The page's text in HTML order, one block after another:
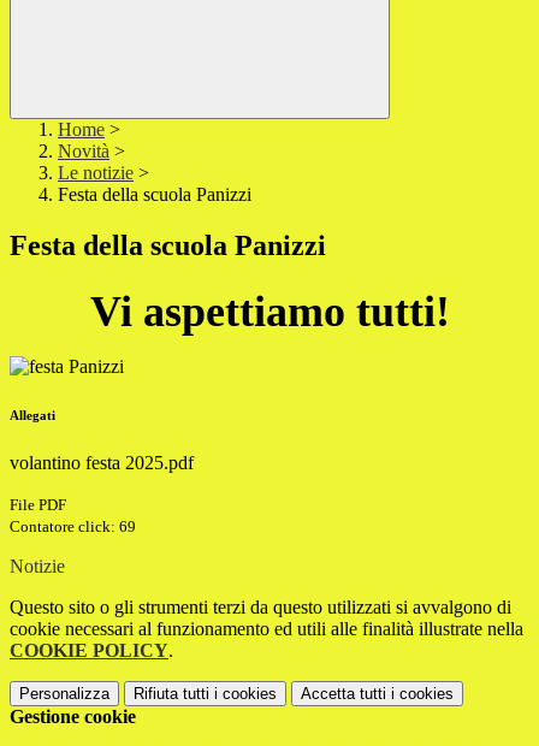
Home >
Novità >
Le notizie >
Festa della scuola Panizzi
Festa della scuola Panizzi
Vi aspettiamo tutti!
Allegati
volantino festa 2025.pdf
File PDF
Contatore click: 69
Notizie
Questo sito o gli strumenti terzi da questo utilizzati si avvalgono di
cookie necessari al funzionamento ed utili alle finalità illustrate nella
COOKIE POLICY.
Personalizza Rifiuta tutti i cookies Accetta tutti i cookies
Gestione cookie